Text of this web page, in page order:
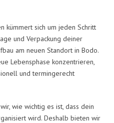
kümmert sich um jeden Schritt
und Verpackung deiner
am neuen Standort in Bodo.
Lebensphase konzentrieren,
und termingerecht
wie wichtig es ist, dass dein
wird. Deshalb bieten wir